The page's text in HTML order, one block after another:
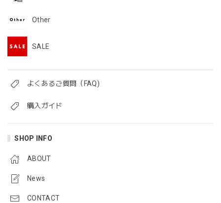
Other
SALE
よくあるご質問（FAQ)
購入ガイド
SHOP INFO
ABOUT
News
CONTACT